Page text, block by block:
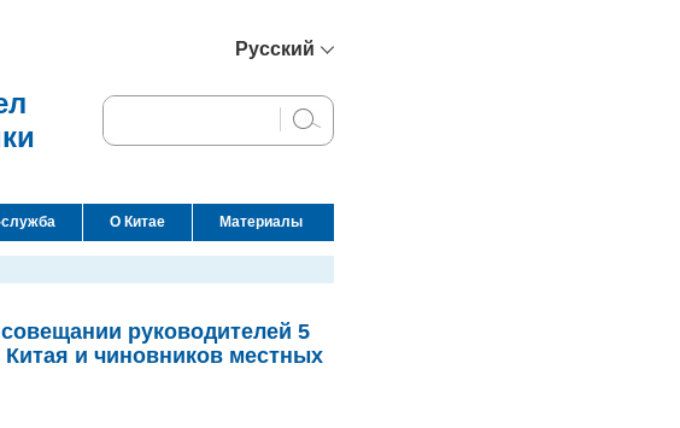
Русский
English
Español
عربي
О Китае Материалы
руководителей 5
и чиновников местных